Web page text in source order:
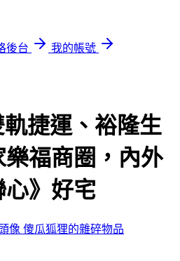
後台
我的帳號
捷運、裕隆生
福商圈，內外
心》好宅
傻瓜狐狸的雜碎物品